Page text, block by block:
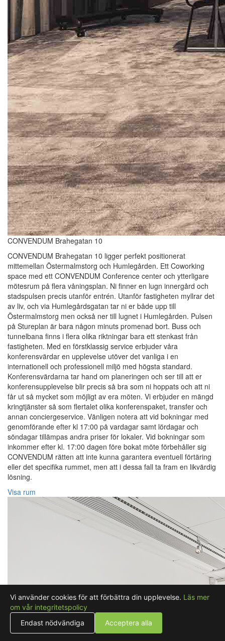
CONVENDUM Brahegatan 10
CONVENDUM Brahegatan 10 ligger perfekt positionerat
mittemellan Östermalmstorg och Humlegården. Ett Coworking
space med ett CONVENDUM Conference center och ytterligare
mötesrum på flera våningsplan. Ni finner en lugn innergård och
stadspulsen precis utanför entrén. Utanför fastigheten myllrar det
av liv, och via Humlegårdsgatan tar ni er både upp till
Östermalmstorg men också ner till lugnet i Humlegården. Pulsen
på Stureplan är bara någon minuts promenad bort. Buss och
tunnelbana finns i flera olika riktningar bara ett stenkast från
fastigheten. Med en förstklassig service erbjuder våra
konferensvärdar en upplevelse utöver det vanliga i en
internationell och professionell miljö med högsta standard.
Konferensvärdarna tar hand om planeringen och ser till att er
konferensupplevelse blir precis så bra som ni hoppats och att ni
får ut så mycket som möjligt av era möten. Vi erbjuder en mängd
kringtjänster så som flertalet olika konferenspaket, transfer och
annan conciergeservice. Vänligen notera att vid bokningar med
genomförande efter kl 17:00 på vardagar samt lördagar och
söndagar tillämpas andra priser för lokaler. Vid bokningar som
inkommer efter kl. 17:00 dagen före bokat möte förbehåller sig
CONVENDUM rätten att inte kunna garantera eventuell förtäring
eller det specifika rummet, men att i dessa fall ta fram en likvärdig
lösning.
Visa rum
Vi använder cookies för att förbättra din upplevelse. Läs mer
om vår integritetspolicy
Endast nödvändiga
Acceptera alla